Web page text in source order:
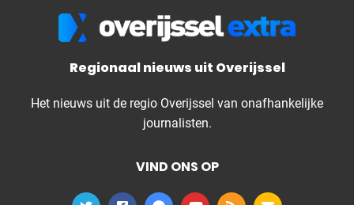
Regionaal nieuws uit Overijssel
Het nieuws uit de regio Overijssel van onafhankelijke
journalisten.
VIND ONS OP